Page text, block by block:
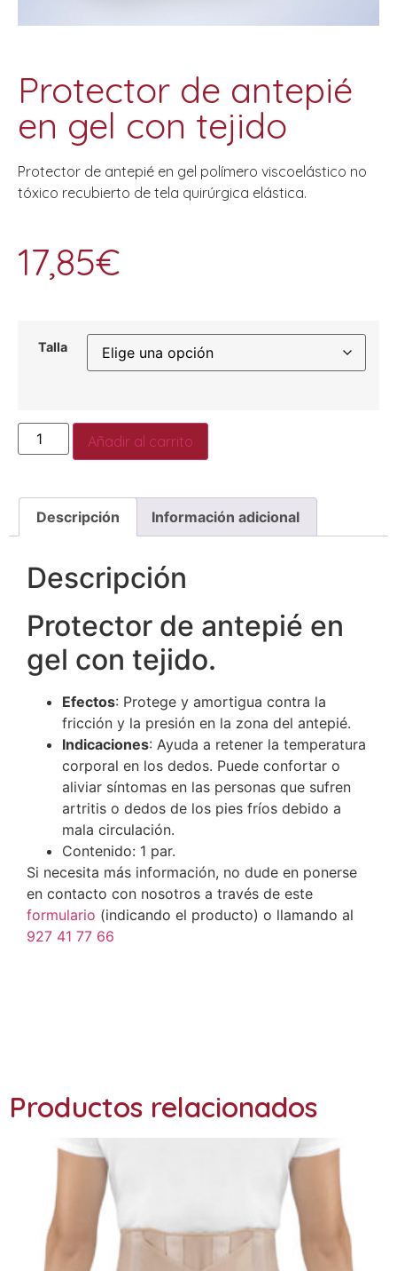
Protector de antepié
en gel con tejido
Protector de antepié en gel polímero viscoelástico no
tóxico recubierto de tela quirúrgica elástica.
17,85€
Talla
Añadir al carrito
Descripción Información adicional
Descripción
Protector de antepié en
gel con tejido.
Efectos: Protege y amortigua contra la
fricción y la presión en la zona del antepié.
Indicaciones: Ayuda a retener la temperatura
corporal en los dedos. Puede confortar o
aliviar síntomas en las personas que sufren
artritis o dedos de los pies fríos debido a
mala circulación.
Contenido: 1 par.
Si necesita más información, no dude en ponerse
en contacto con nosotros a través de este
formulario (indicando el producto) o llamando al
927 41 77 66
Productos relacionados